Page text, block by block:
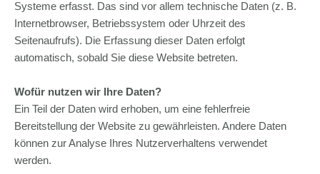
Systeme erfasst. Das sind vor allem technische Daten (z. B.
Internetbrowser, Betriebssystem oder Uhrzeit des
Seitenaufrufs). Die Erfassung dieser Daten erfolgt
automatisch, sobald Sie diese Website betreten.
Wofür nutzen wir Ihre Daten?
Ein Teil der Daten wird erhoben, um eine fehlerfreie
Bereitstellung der Website zu gewährleisten. Andere Daten
können zur Analyse Ihres Nutzerverhaltens verwendet
werden.